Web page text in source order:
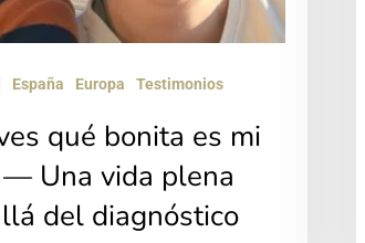
España Europa Testimonios
qué bonita es mi
— Una vida plena
del diagnóstico